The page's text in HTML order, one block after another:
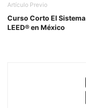
Artículo Previo
Curso Corto El Sistema
LEED® en México